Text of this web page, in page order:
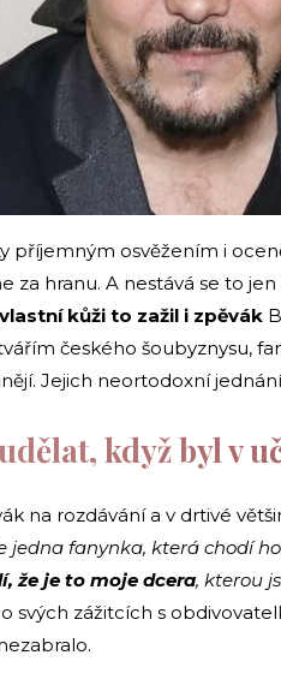
příjemným osvěžením i
za hranu. A nestává se to
kůži to zažil i zpěvák
českého šoubyznysu,
Jejich neortodoxní
když byl v
na rozdávání a v drtivé
jedna fanynka, která chodí
že je to moje dcera, kterou
svých zážitcích s